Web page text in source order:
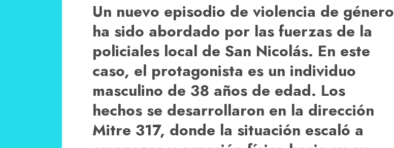
Un nuevo episodio de violencia de género
ha sido abordado por las fuerzas de la
policiales local de San Nicolás. En este
caso, el protagonista es un individuo
masculino de 38 años de edad. Los
hechos se desarrollaron en la dirección
Mitre 317, donde la situación escaló a